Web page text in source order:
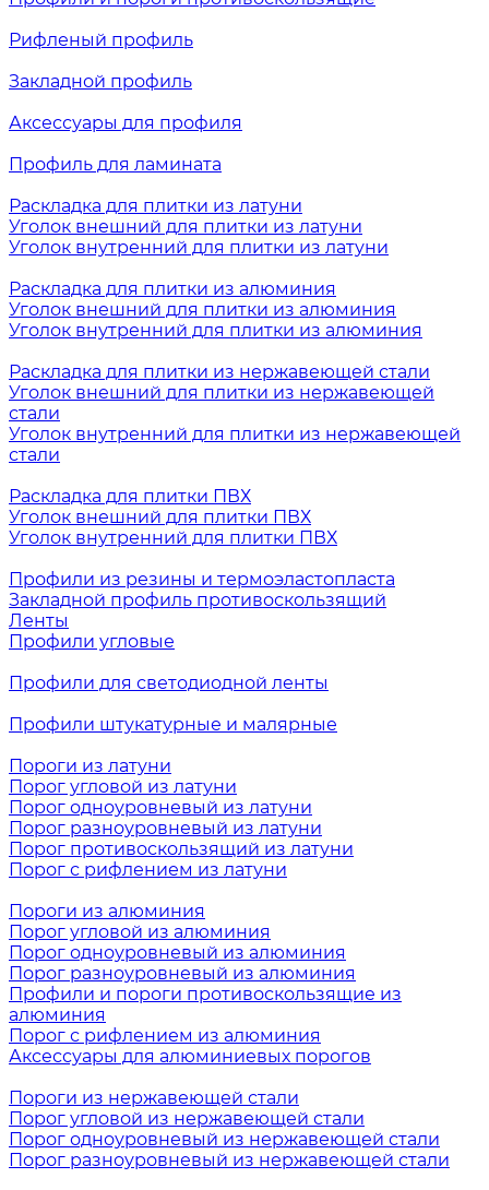
Рифленый профиль
Закладной профиль
Аксессуары для профиля
Профиль для ламината
Раскладка для плитки из латуни
Уголок внешний для плитки из латуни
Уголок внутренний для плитки из латуни
Раскладка для плитки из алюминия
Уголок внешний для плитки из алюминия
Уголок внутренний для плитки из алюминия
Раскладка для плитки из нержавеющей стали
Уголок внешний для плитки из нержавеющей
стали
Уголок внутренний для плитки из нержавеющей
стали
Раскладка для плитки ПВХ
Уголок внешний для плитки ПВХ
Уголок внутренний для плитки ПВХ
Профили из резины и термоэластопласта
Закладной профиль противоскользящий
Ленты
Профили угловые
Профили для светодиодной ленты
Профили штукатурные и малярные
Пороги из латуни
Порог угловой из латуни
Порог одноуровневый из латуни
Порог разноуровневый из латуни
Порог противоскользящий из латуни
Порог с рифлением из латуни
Пороги из алюминия
Порог угловой из алюминия
Порог одноуровневый из алюминия
Порог разноуровневый из алюминия
Профили и пороги противоскользящие из
алюминия
Порог с рифлением из алюминия
Аксессуары для алюминиевых порогов
Пороги из нержавеющей стали
Порог угловой из нержавеющей стали
Порог одноуровневый из нержавеющей стали
Порог разноуровневый из нержавеющей стали